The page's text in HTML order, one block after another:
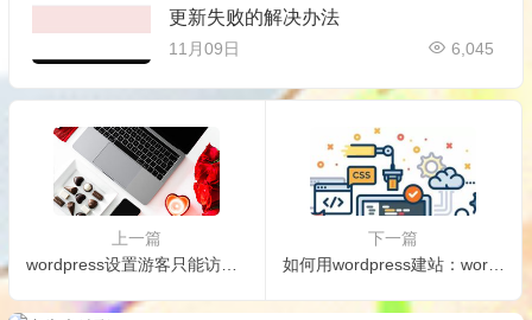
更新失败的解决办法
11月09日 6,045
上一篇
wordpress设置游客只能访问指定页面的方法
下一篇
如何用wordpress建站：wordpress个人建站教程